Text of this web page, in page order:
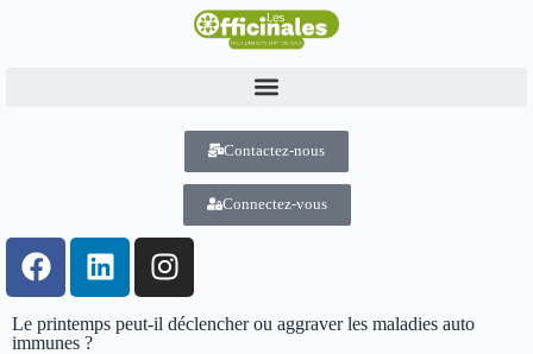
Contactez-nous
Connectez-vous
Le printemps peut-il déclencher ou aggraver les maladies auto
immunes ?